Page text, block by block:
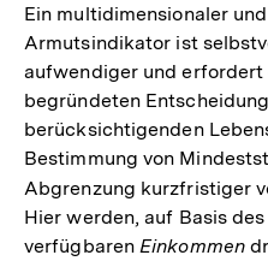
Ein multidimensionaler
Armutsindikator ist
aufwendiger und erfordert
begründeten
berücksichtigenden
Bestimmung von
Abgrenzung kurzfristiger
Hier werden, auf Basis des
verfügbaren Einkommen